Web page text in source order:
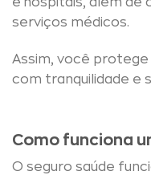
serviços médicos.
Assim, você protege
com tranquilidade e
Como funciona
O seguro saúde